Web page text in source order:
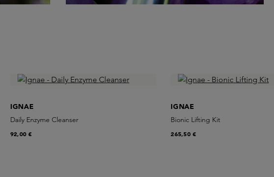
IGNAE
Daily Enzyme Cleanser
92,00 €
IGNAE
Bionic Lifting Kit
265,50 €